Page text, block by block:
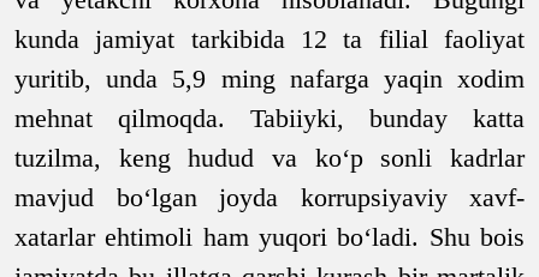
kunda jamiyat tarkibida 12 ta filial faoliyat
yuritib, unda 5,9 ming nafarga yaqin xodim
mehnat qilmoqda. Tabiiyki, bunday katta
tuzilma, keng hudud va ko‘p sonli kadrlar
mavjud bo‘lgan joyda korrupsiyaviy xavf-
xatarlar ehtimoli ham yuqori bo‘ladi. Shu bois